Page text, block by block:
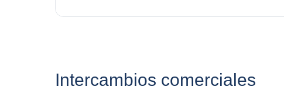
Intercambios comerciales